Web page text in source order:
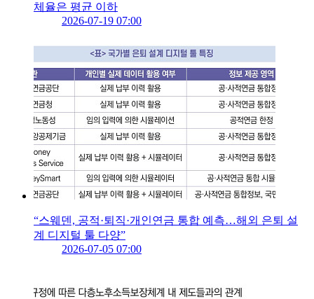
체율은 평균 이하
2026-07-19 07:00
“스웨덴, 공적·퇴직·개인연금 통합 예측…해외 은퇴 설
계 디지털 툴 다양”
2026-07-05 07:00